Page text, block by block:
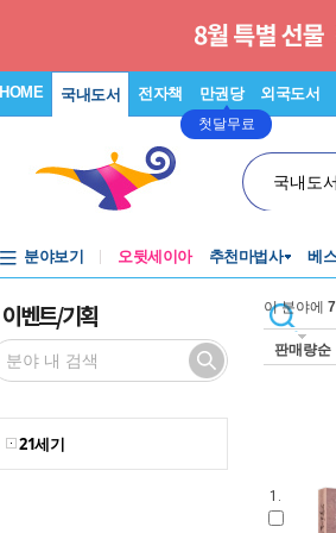
HOME 국내도서 전자책 만권당
첫달무료
외국도서
국내도
분야보기 오뒷세이아 추천마법사 베
이벤트/기획
21세기
이 분야에
판매량순
1.